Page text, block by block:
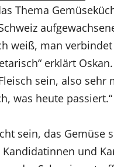
Thema
weiß, man
erklärt
sein, also sehr
was heute passiert.“
sein, das Gemüse
und